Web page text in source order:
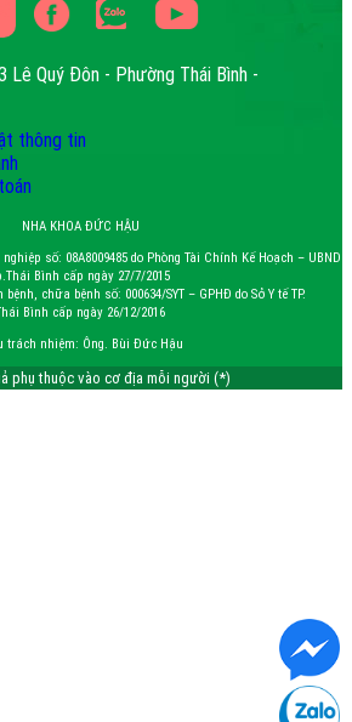
Lê Quý Đôn - Phường Thái Bình -
thông tin
NHA KHOA ĐỨC HẬU
số: 08A8009485 do Phòng Tài Chính Kế Hoạch – UBND
Bình cấp ngày 27/7/2015
chữa bệnh số: 000634/SYT – GPHĐ do Sở Y tế TP.
Bình cấp ngày 26/12/2016
trách nhiệm: Ông. Bùi Đức Hậu
phụ thuộc vào cơ địa mỗi người (*)